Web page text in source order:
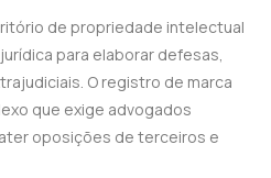
de propriedade intelectual
para elaborar defesas,
O registro de marca
que exige advogados
oposições de terceiros e